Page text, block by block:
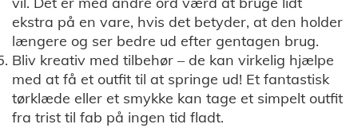
ekstra på en vare, hvis det betyder, at den holder
længere og ser bedre ud efter gentagen brug.
Bliv kreativ med tilbehør – de kan virkelig hjælpe
med at få et outfit til at springe ud! Et fantastisk
tørklæde eller et smykke kan tage et simpelt outfit
fra trist til fab på ingen tid fladt.